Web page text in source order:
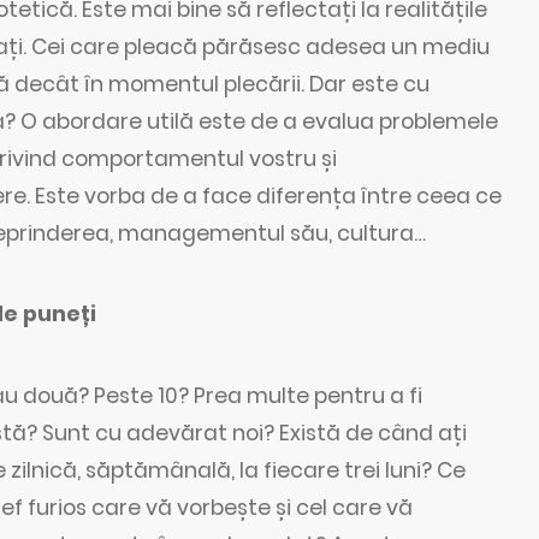
Este mai bine să reflectați la realitățile
Cei care pleacă părăsesc adesea un mediu
în momentul plecării. Dar este cu
abordare utilă este de a evalua problemele
comportamentul vostru și
Este vorba de a face diferența între ceea ce
managementul său, cultura…
puneți
Peste 10? Prea multe pentru a fi
Sunt cu adevărat noi? Există de când ați
săptămânală, la fiecare trei luni? Ce
furios care vă vorbește și cel care vă